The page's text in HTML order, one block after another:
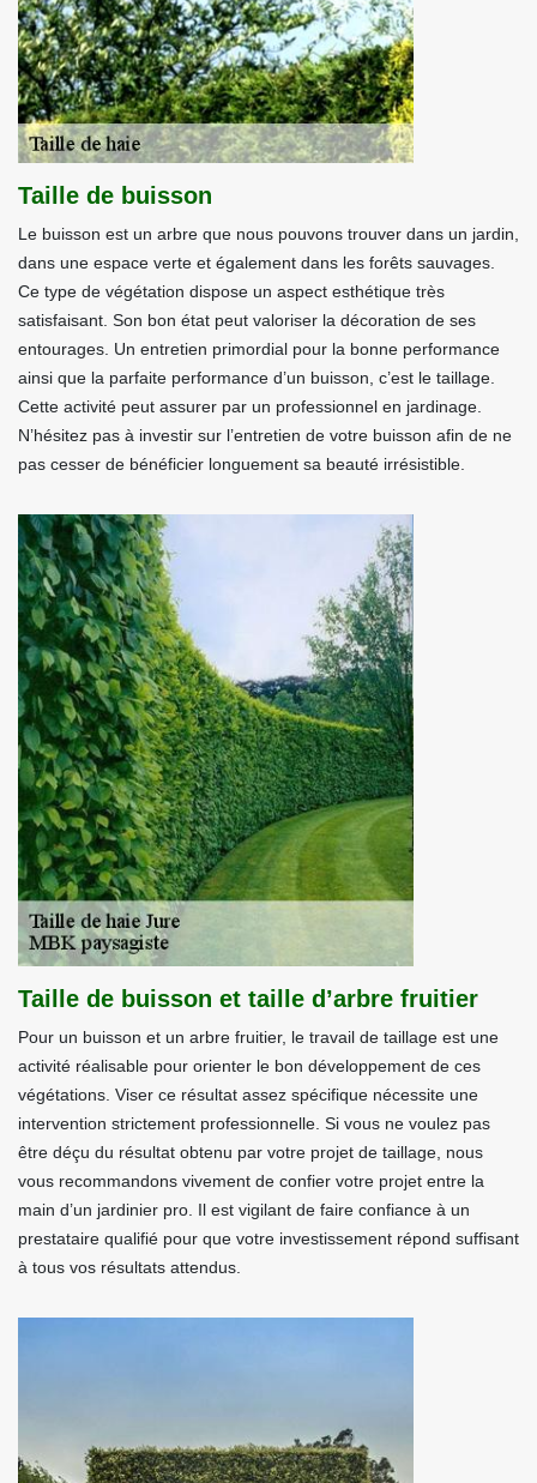
Taille de buisson
Le buisson est un arbre que nous pouvons trouver dans un jardin,
dans une espace verte et également dans les forêts sauvages.
Ce type de végétation dispose un aspect esthétique très
satisfaisant. Son bon état peut valoriser la décoration de ses
entourages. Un entretien primordial pour la bonne performance
ainsi que la parfaite performance d’un buisson, c’est le taillage.
Cette activité peut assurer par un professionnel en jardinage.
N’hésitez pas à investir sur l’entretien de votre buisson afin de ne
pas cesser de bénéficier longuement sa beauté irrésistible.
Taille de buisson et taille d’arbre fruitier
Pour un buisson et un arbre fruitier, le travail de taillage est une
activité réalisable pour orienter le bon développement de ces
végétations. Viser ce résultat assez spécifique nécessite une
intervention strictement professionnelle. Si vous ne voulez pas
être déçu du résultat obtenu par votre projet de taillage, nous
vous recommandons vivement de confier votre projet entre la
main d’un jardinier pro. Il est vigilant de faire confiance à un
prestataire qualifié pour que votre investissement répond suffisant
à tous vos résultats attendus.